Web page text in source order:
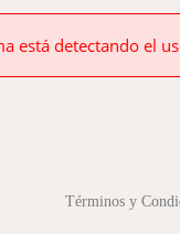
está detectando el
Términos y